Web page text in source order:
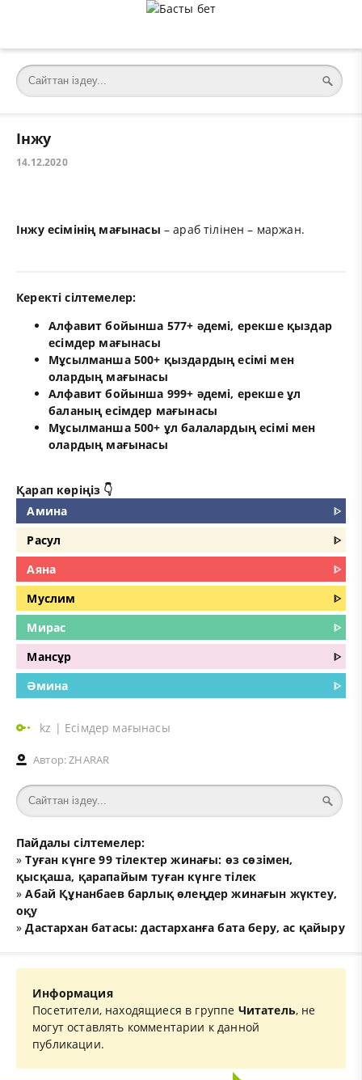
Інжу
14.12.2020
Інжу есімінің мағынасы – араб тілінен – маржан.
Керекті сілтемелер:
Алфавит бойынша 577+ әдемі, ерекше қыздар
есімдер мағынасы
Мұсылманша 500+ қыздардың есімі мен
олардың мағынасы
Алфавит бойынша 999+ әдемі, ерекше ұл
баланың есімдер мағынасы
Мұсылманша 500+ ұл балалардың есімі мен
олардың мағынасы
Қарап көріңіз 👇
Амина
ᐈ
Расул
ᐈ
Аяна
ᐈ
Муслим
ᐈ
Мирас
ᐈ
Мансұр
ᐈ
Әмина
ᐈ
kz | Есімдер мағынасы
Автор:ZHARAR
Пайдалы сілтемелер:
»Туған күнге 99 тілектер жинағы: өз сөзімен,
қысқаша, қарапайым туған күнге тілек
»Абай Құнанбаев барлық өлеңдер жинағын жүктеу,
оқу
»Дастархан батасы: дастарханға бата беру, ас қайыру
Информация
Посетители, находящиеся в группе Читатель, не
могут оставлять комментарии к данной
публикации.